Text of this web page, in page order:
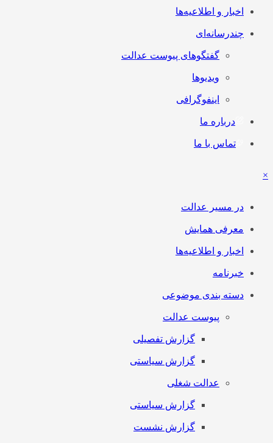
اخبار و اطلاعیه‌ها
چندرسانه‌ای
گفتگوهای پیوست عدالت
ویدیوها
اینفوگرافی
درباره ما
تماس با ما
×
در مسیر عدالت
معرفی همایش
اخبار و اطلاعیه‌ها
خبرنامه
دسته بندی موضوعی
پیوست عدالت
گزارش تفصیلی
گزارش سیاستی
عدالت شغلی
گزارش سیاستی
گزارش نشست